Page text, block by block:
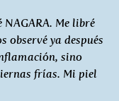
Me libré
observé ya después
sino
frías. Mi piel